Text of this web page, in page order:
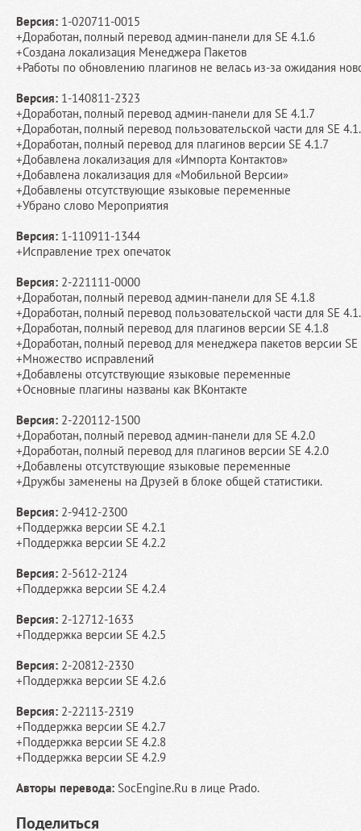
Версия: 1-020711-0015
+Доработан, полный перевод админ-панели для SE 4.1.6
+Создана локализация Менеджера Пакетов
+Работы по обновлению плагинов не велась из-за ожидания
Версия: 1-140811-2323
+Доработан, полный перевод админ-панели для SE 4.1.7
+Доработан, полный перевод пользовательской части для SE
+Доработан, полный перевод для плагинов версии SE 4.1.7
+Добавлена локализация для «Импорта Контактов»
+Добавлена локализация для «Мобильной Версии»
+Добавлены отсутствующие языковые переменные
+Убрано слово Мероприятия
Версия: 1-110911-1344
+Исправление трех опечаток
Версия: 2-221111-0000
+Доработан, полный перевод админ-панели для SE 4.1.8
+Доработан, полный перевод пользовательской части для SE
+Доработан, полный перевод для плагинов версии SE 4.1.8
+Доработан, полный перевод для менеджера пакетов версии SE
+Множество исправлений
+Добавлены отсутствующие языковые переменные
+Основные плагины названы как ВКонтакте
Версия: 2-220112-1500
+Доработан, полный перевод админ-панели для SE 4.2.0
+Доработан, полный перевод для плагинов версии SE 4.2.0
+Добавлены отсутствующие языковые переменные
+Дружбы заменены на Друзей в блоке общей статистики.
Версия: 2-9412-2300
+Поддержка версии SE 4.2.1
+Поддержка версии SE 4.2.2
Версия: 2-5612-2124
+Поддержка версии SE 4.2.4
Версия: 2-12712-1633
+Поддержка версии SE 4.2.5
Версия: 2-20812-2330
+Поддержка версии SE 4.2.6
Версия: 2-22113-2319
+Поддержка версии SE 4.2.7
+Поддержка версии SE 4.2.8
+Поддержка версии SE 4.2.9
Авторы перевода: SocEngine.Ru в лице Prado.
Поделиться